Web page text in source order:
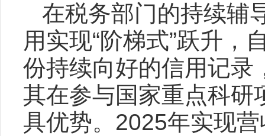
在税务部门的持续辅
用实现“阶梯式”跃升，
份持续向好的信用记录
其在参与国家重点科研
具优势。2025年实现